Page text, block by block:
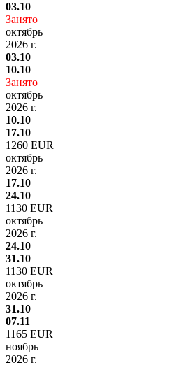
03.10
Занято
октябрь
2026 г.
03.10
10.10
Занято
октябрь
2026 г.
10.10
17.10
1260 EUR
октябрь
2026 г.
17.10
24.10
1130 EUR
октябрь
2026 г.
24.10
31.10
1130 EUR
октябрь
2026 г.
31.10
07.11
1165 EUR
ноябрь
2026 г.